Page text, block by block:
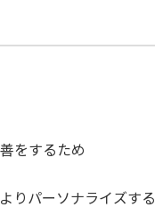
をするため
りパーソナライズする